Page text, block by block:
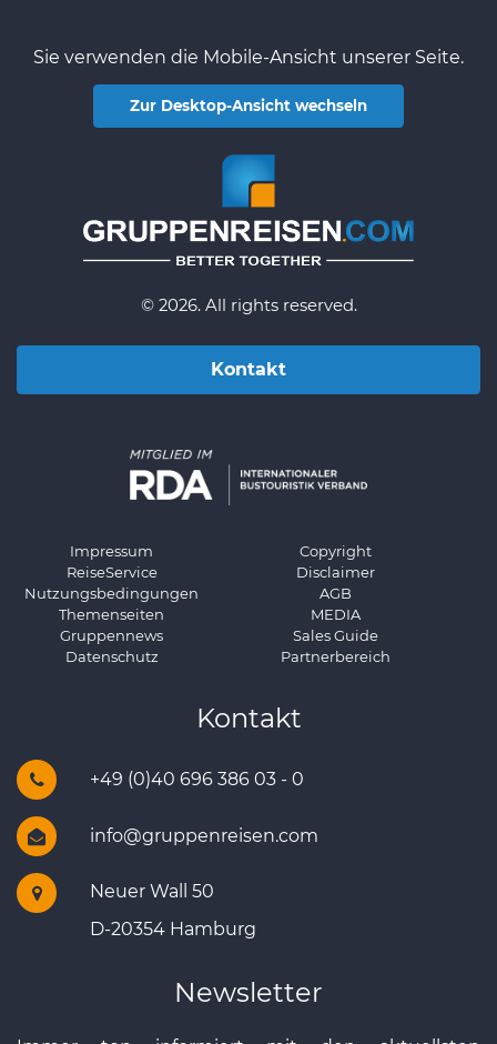
Sie verwenden die Mobile-Ansicht unserer Seite.
Zur Desktop-Ansicht wechseln
© 2026. All rights reserved.
Kontakt
Impressum
ReiseService
Nutzungsbedingungen
Themenseiten
Gruppennews
Datenschutz
Copyright
Disclaimer
AGB
MEDIA
Sales Guide
Partnerbereich
Kontakt
+49 (0)40 696 386 03 - 0
info@gruppenreisen.com
Neuer Wall 50
D-20354 Hamburg
Newsletter